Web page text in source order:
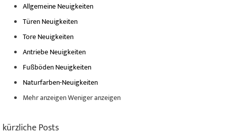
Allgemeine Neuigkeiten
Türen Neuigkeiten
Tore Neuigkeiten
Antriebe Neuigkeiten
Fußböden Neuigkeiten
Naturfarben-Neuigkeiten
Mehr anzeigenWeniger anzeigen
kürzliche Posts